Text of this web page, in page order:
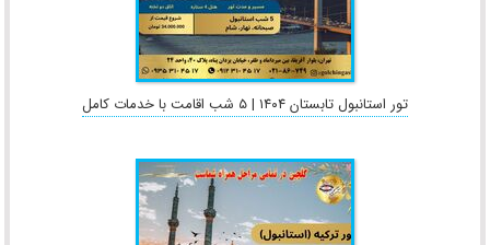
تور استانبول تابستان ۱۴۰۴ | ۵ شب اقامت با خدمات کامل